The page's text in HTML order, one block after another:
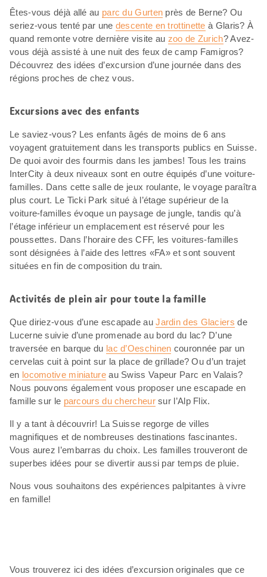
Êtes-vous déjà allé au parc du Gurten près de Berne? Ou
seriez-vous tenté par une descente en trottinette à Glaris? À
quand remonte votre dernière visite au zoo de Zurich? Avez-
vous déjà assisté à une nuit des feux de camp Famigros?
Découvrez des idées d’excursion d’une journée dans des
régions proches de chez vous.
Excursions avec des enfants
Le saviez-vous? Les enfants âgés de moins de 6 ans
voyagent gratuitement dans les transports publics en Suisse.
De quoi avoir des fourmis dans les jambes! Tous les trains
InterCity à deux niveaux sont en outre équipés d’une voiture-
familles. Dans cette salle de jeux roulante, le voyage paraîtra
plus court. Le Ticki Park situé à l’étage supérieur de la
voiture-familles évoque un paysage de jungle, tandis qu’à
l’étage inférieur un emplacement est réservé pour les
poussettes. Dans l’horaire des CFF, les voitures-familles
sont désignées à l’aide des lettres «FA» et sont souvent
situées en fin de composition du train.
Activités de plein air pour toute la famille
Que diriez-vous d’une escapade auJardin des Glaciers de
Lucerne suivie d’une promenade au bord du lac? D’une
traversée en barque du lac d’Oeschinen couronnée par un
cervelas cuit à point sur la place de grillade? Ou d’un trajet
en locomotive miniatureau Swiss Vapeur Parc en Valais?
Nous pouvons également vous proposer une escapade en
famille sur le parcours du chercheursur l’Alp Flix.
Il y a tant à découvrir! La Suisse regorge de villes
magnifiques et de nombreuses destinations fascinantes.
Vous aurez l’embarras du choix. Les familles trouveront de
superbes idées pour se divertir aussi par temps de pluie.
Nous vous souhaitons des expériences palpitantes à vivre
en famille!
Vous trouverez ici des idées d’excursion originales que ce